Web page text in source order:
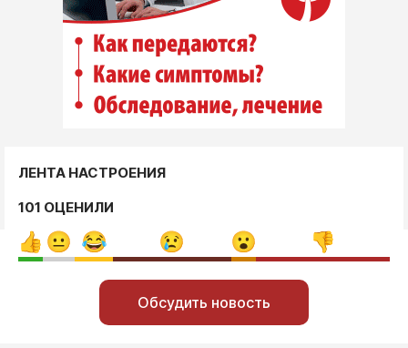
ЛЕНТА НАСТРОЕНИЯ
101 ОЦЕНИЛИ
Обсудить новость